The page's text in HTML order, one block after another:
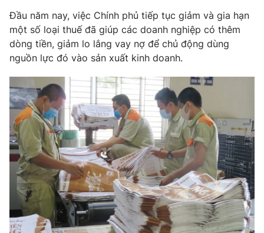
Sản phẩm
Thị trường
Tư vấn
Lịch phát sóng
Chuyên mục khác
Emagazine Podcast
Photo Infographic
Video Shorts video
VTV Money VTV Thể thao
Đầu năm nay, việc Chính phủ tiếp tục giảm và gia hạn
một số loại thuế đã giúp các doanh nghiệp có thêm
dòng tiền, giảm lo lắng vay nợ để chủ động dùng
nguồn lực đó vào sản xuất kinh doanh.